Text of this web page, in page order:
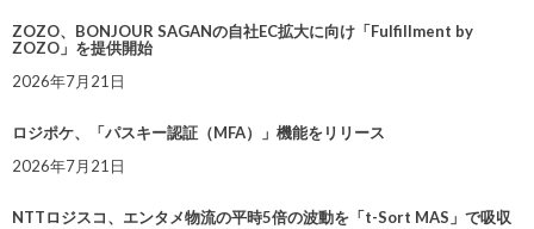
ZOZO、BONJOUR SAGANの自社EC拡大に向け「Fulfillment by
ZOZO」を提供開始
2026年7月21日
ロジポケ、「パスキー認証（MFA）」機能をリリース
2026年7月21日
NTTロジスコ、エンタメ物流の平時5倍の波動を「t-Sort MAS」で吸収